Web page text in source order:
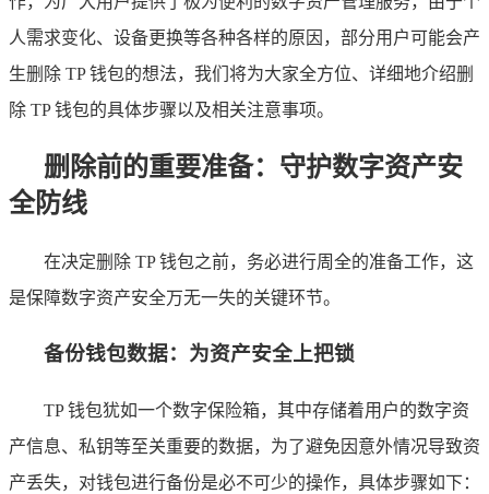
人需求变化、设备更换等各种各样的原因，部分用户可能会产
生删除 TP 钱包的想法，我们将为大家全方位、详细地介绍删
除 TP 钱包的具体步骤以及相关注意事项。
删除前的重要准备：守护数字资产安
全防线
在决定删除 TP 钱包之前，务必进行周全的准备工作，这
是保障数字资产安全万无一失的关键环节。
备份钱包数据：为资产安全上把锁
TP 钱包犹如一个数字保险箱，其中存储着用户的数字资
产信息、私钥等至关重要的数据，为了避免因意外情况导致资
产丢失，对钱包进行备份是必不可少的操作，具体步骤如下：